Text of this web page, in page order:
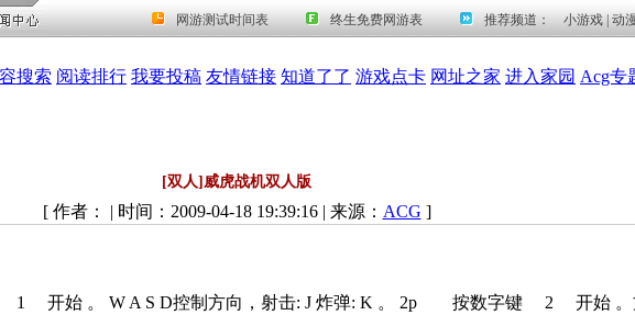
搜索 阅读排行 我要投稿 友情链接 知道了了 游戏点卡 网址之家 进入家园 Acg专
[双人]威虎战机双人版
[ 作者： | 时间：2009-04-18 19:39:16 | 来源： ACG ]
始 。 W A S D控制方向，射击: J 炸弹: K 。 2p 按数字键 2 开始 。